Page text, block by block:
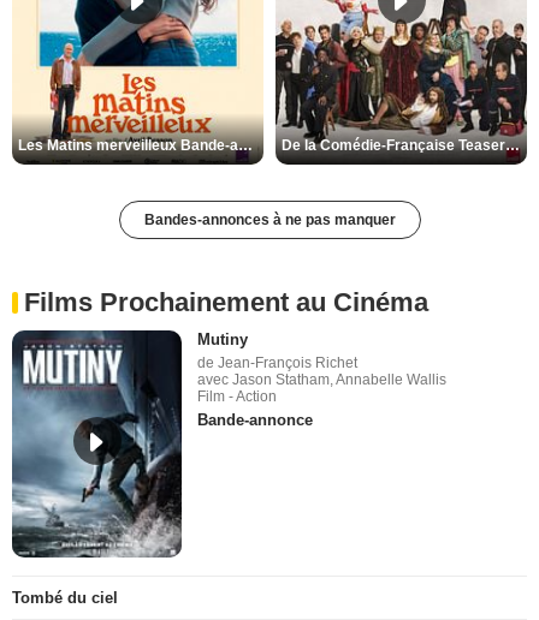
Les Matins merveilleux Bande-annonce VF De la Comédie-Française Teaser VF
Bandes-annonces à ne pas manquer
Films Prochainement au Cinéma
Mutiny
de Jean-François Richet
avec Jason Statham, Annabelle Wallis
Film - Action
Bande-annonce
Tombé du ciel